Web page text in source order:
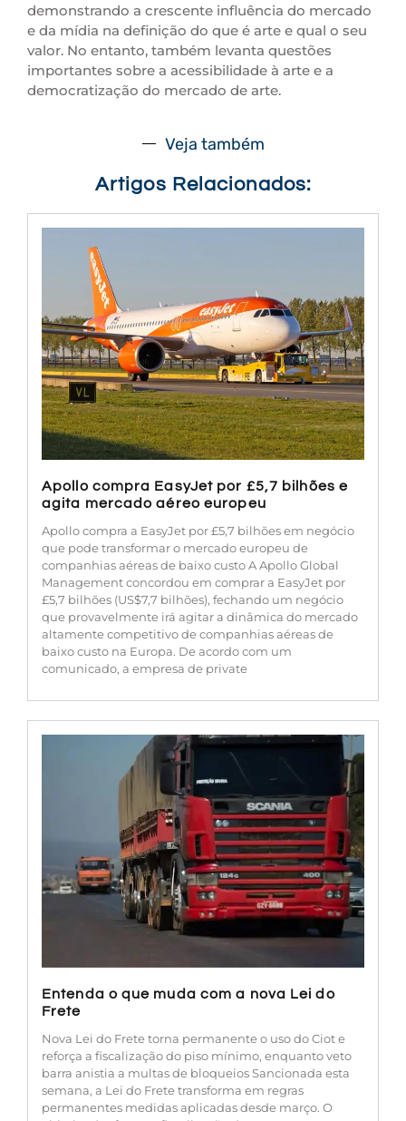
demonstrando a crescente influência do mercado
e da mídia na definição do que é arte e qual o seu
valor. No entanto, também levanta questões
importantes sobre a acessibilidade à arte e a
democratização do mercado de arte.
Veja também
Artigos Relacionados:
Apollo compra EasyJet por £5,7 bilhões e
agita mercado aéreo europeu
Apollo compra a EasyJet por £5,7 bilhões em negócio
que pode transformar o mercado europeu de
companhias aéreas de baixo custo A Apollo Global
Management concordou em comprar a EasyJet por
£5,7 bilhões (US$7,7 bilhões), fechando um negócio
que provavelmente irá agitar a dinâmica do mercado
altamente competitivo de companhias aéreas de
baixo custo na Europa. De acordo com um
comunicado, a empresa de private
Entenda o que muda com a nova Lei do
Frete
Nova Lei do Frete torna permanente o uso do Ciot e
reforça a fiscalização do piso mínimo, enquanto veto
barra anistia a multas de bloqueios Sancionada esta
semana, a Lei do Frete transforma em regras
permanentes medidas aplicadas desde março. O